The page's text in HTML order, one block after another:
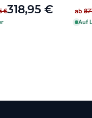
offen rechts
inkl. Heizstab
€318,95 € ab
Auf